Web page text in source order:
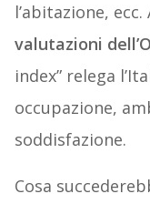
l’abitazione,
valutazioni
index” relega
occupazione,
soddisfazione.
Cosa